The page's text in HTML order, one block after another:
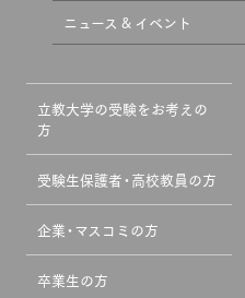
ニュース & イベント
立教大学の受験をお考えの
方
受験生保護者・高校教員の方
企業・マスコミの方
卒業生の方